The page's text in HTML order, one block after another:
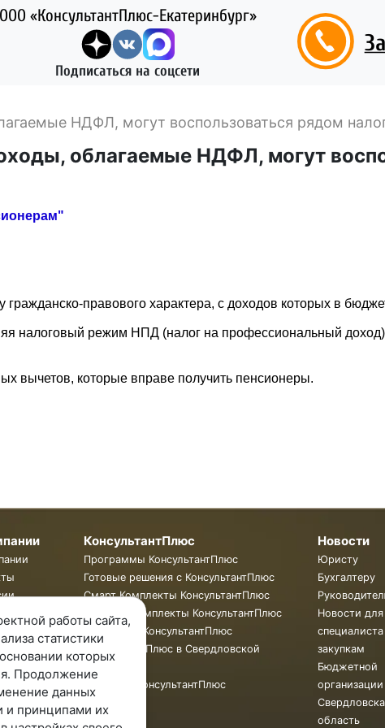
ООО «КонсультантПлюс-Екатеринбург»
Подписаться на соцсети
НДФЛ, могут воспользоваться рядом
облагаемые НДФЛ, могут
гражданско-правового характера, с доходов которых в
налоговый режим НПД (налог на профессиональный
вычетов, которые вправе получить пенсионеры.
КонсультантПлюс
Программы КонсультантПлюс
Готовые решения с КонсультантПлюс
Смарт Комплекты КонсультантПлюс
Жесткие Комплекты КонсультантПлюс
Бюллетень КонсультантПлюс
КонсультантПлюс в Свердловской
области
Обучение КонсультантПлюс
Новости
Юристу
Бухгалтеру
Новости для
закупкам
Бюджетной
организации
область
работы сайта,
статистики
которых
Продолжение
данных
и принципами их